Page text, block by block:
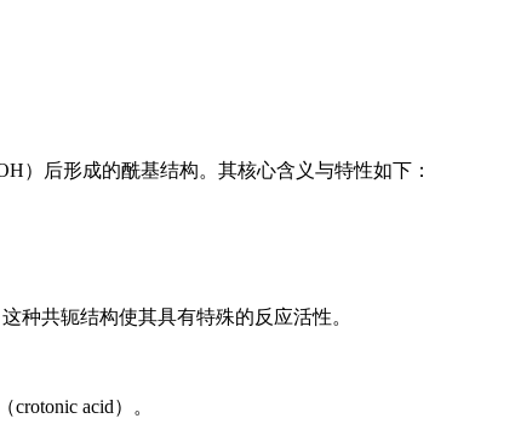
）后形成的酰基结构。其核心含义与特性如下：
种共轭结构使其具有特殊的反应活性。
acid）。